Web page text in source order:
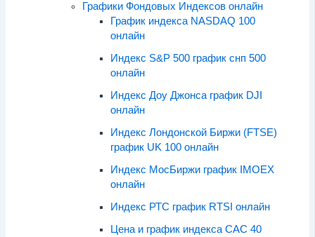
Графики Фондовых Индексов онлайн
График индекса NASDAQ 100
онлайн
Индекс S&P 500 график снп 500
онлайн
Индекс Доу Джонса график DJI
онлайн
Индекс Лондонской Биржи (FTSE)
график UK 100 онлайн
Индекс МосБиржи график IMOEX
онлайн
Индекс РТС график RTSI онлайн
Цена и график индекса CAC 40